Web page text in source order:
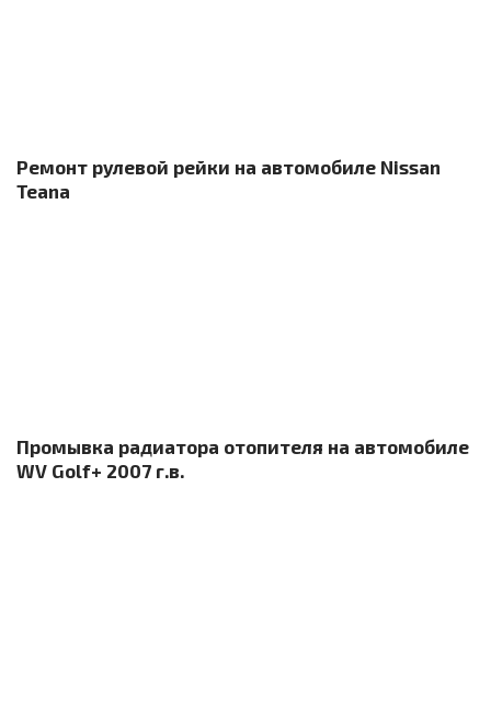
Ремонт рулевой рейки на автомобиле Nissan
Teana
Промывка радиатора отопителя на автомобиле
WV Golf+ 2007 г.в.